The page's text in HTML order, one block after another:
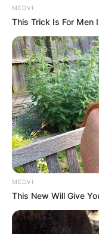
MEDVI
This Trick Is For Men
MEDVI
This New Will Give